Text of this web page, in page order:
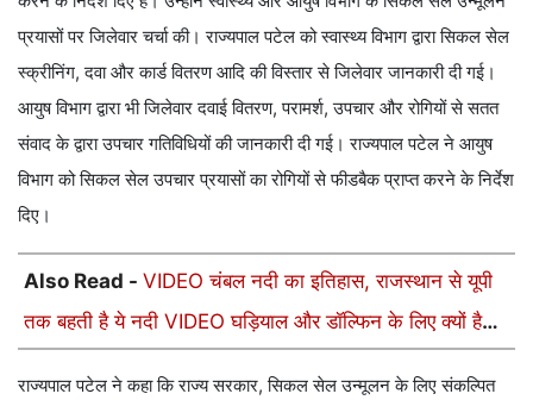
प्रयासों पर जिलेवार चर्चा की। राज्यपाल पटेल को स्वास्थ्य विभाग द्वारा सिकल सेल
स्क्रीनिंग, दवा और कार्ड वितरण आदि की विस्तार से जिलेवार जानकारी दी गई।
आयुष विभाग द्वारा भी जिलेवार दवाई वितरण, परामर्श, उपचार और रोगियों से सतत
संवाद के द्वारा उपचार गतिविधियों की जानकारी दी गई। राज्यपाल पटेल ने आयुष
विभाग को सिकल सेल उपचार प्रयासों का रोगियों से फीडबैक प्राप्त करने के निर्देश
दिए।
Also Read - VIDEO चंबल नदी का इतिहास, राजस्थान से यूपी
तक बहती है ये नदी VIDEO घड़ियाल और डॉल्फिन के लिए क्यों है
राज्यपाल पटेल ने कहा कि राज्य सरकार, सिकल सेल उन्मूलन के लिए संकल्पित